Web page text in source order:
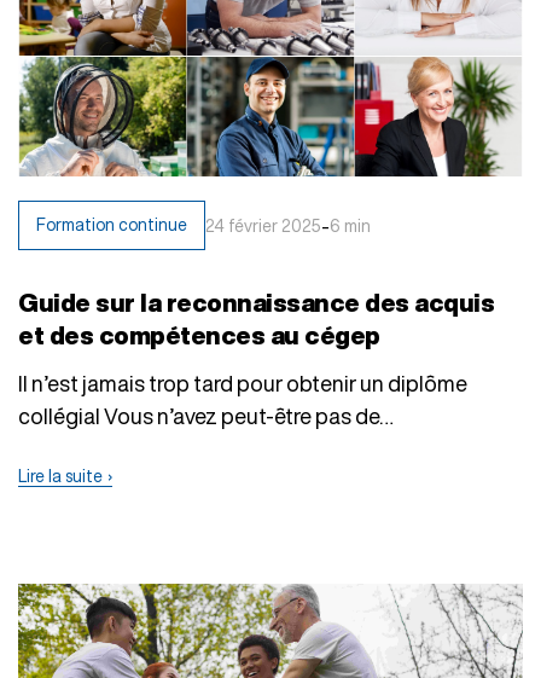
Formation continue 24 février 2025-6 min
Guide sur la reconnaissance des acquis
et des compétences au cégep
Il n’est jamais trop tard pour obtenir un diplôme
collégial Vous n’avez peut-être pas de…
Lire la suite